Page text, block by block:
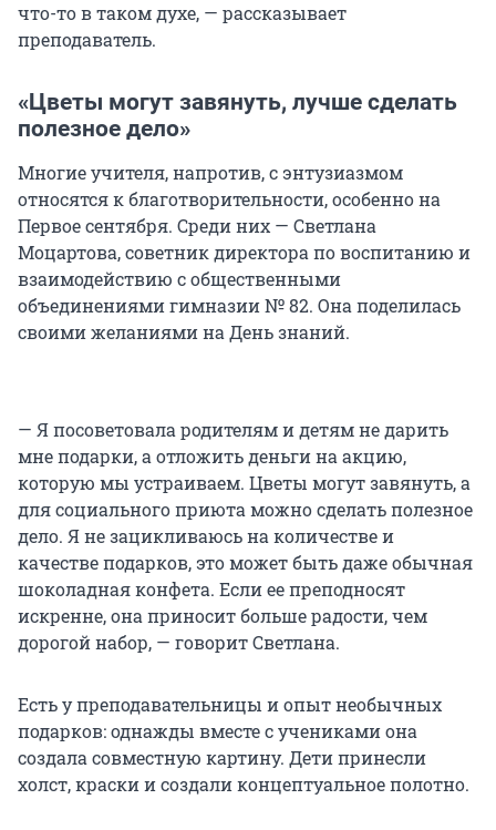
что-то в таком духе, — рассказывает
преподаватель.
«Цветы могут завянуть, лучше сделать
полезное дело»
Многие учителя, напротив, с энтузиазмом
относятся к благотворительности, особенно на
Первое сентября. Среди них — Светлана
Моцартова, советник директора по воспитанию и
взаимодействию с общественными
объединениями гимназии № 82. Она поделилась
своими желаниями на День знаний.
— Я посоветовала родителям и детям не дарить
мне подарки, а отложить деньги на акцию,
которую мы устраиваем. Цветы могут завянуть, а
для социального приюта можно сделать полезное
дело. Я не зацикливаюсь на количестве и
качестве подарков, это может быть даже обычная
шоколадная конфета. Если ее преподносят
искренне, она приносит больше радости, чем
дорогой набор, — говорит Светлана.
Есть у преподавательницы и опыт необычных
подарков: однажды вместе с учениками она
создала совместную картину. Дети принесли
холст, краски и создали концептуальное полотно.